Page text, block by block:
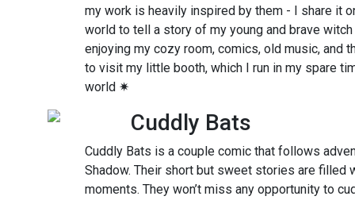
my work is heavily inspired by them - I share it
world to tell a story of my young and brave
enjoying my cozy room, comics, old music, and
to visit my little booth, which I run in my spare
world ✷
Cuddly Bats
Cuddly Bats is a couple comic that follows
Shadow. Their short but sweet stories are filled
moments. They won’t miss any opportunity to